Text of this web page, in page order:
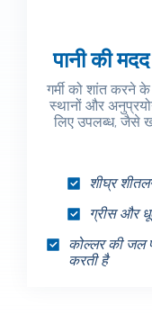
पानी की
गर्मी को शांत करने के
स्थानों और
लिए उपलब्ध, जैसे
शीघ्र
ग्रीस और
कोल्लर की जल
करती है